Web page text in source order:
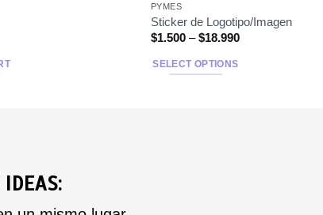
PYMES
Sticker de Logotipo/Imagen
$1.500–$18.990
SELECT OPTIONS